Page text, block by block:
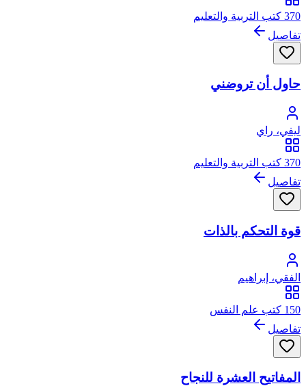
370 كتب التربية والتعليم
تفاصيل
حاول أن تروضني
ليفي، راي
370 كتب التربية والتعليم
تفاصيل
قوة التحكم بالذات
الفقي، إبراهيم
150 كتب علم النفس
تفاصيل
المفاتيح العشرة للنجاح